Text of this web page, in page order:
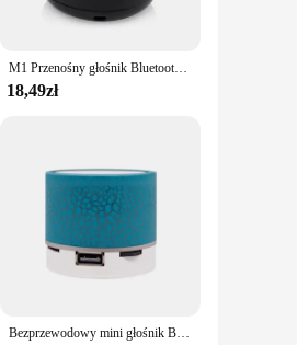
M1 Przenośny głośnik Bluetooth Muzyka Stereo Surround Mini USB Zewnętrzny subwoofer Głośnik Odtwarzacz audio Głośnik Mikrofon
18,49zł
Bezprzewodowy mini głośnik Bluetooth TF z oświetleniem LED Głośnik Super Bass Stereo Akumulator Przenośny mały głośnik zewnętrzny